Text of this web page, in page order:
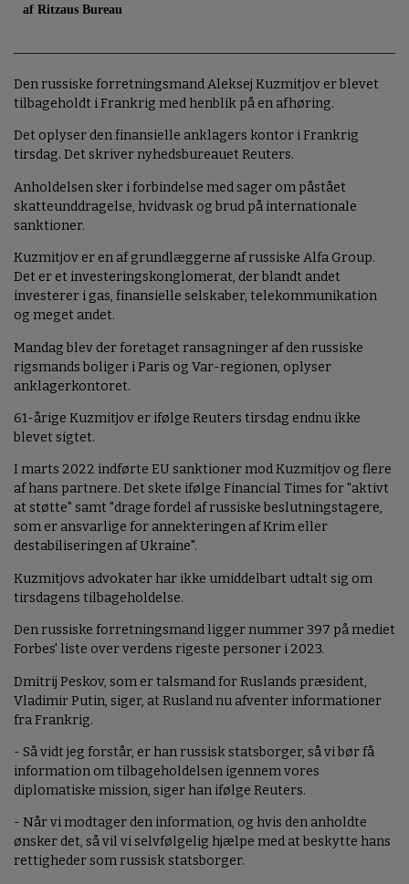
af Ritzaus Bureau
Den russiske forretningsmand Aleksej Kuzmitjov er blevet
tilbageholdt i Frankrig med henblik på en afhøring.
Det oplyser den finansielle anklagers kontor i Frankrig
tirsdag. Det skriver nyhedsbureauet Reuters.
Anholdelsen sker i forbindelse med sager om påstået
skatteunddragelse, hvidvask og brud på internationale
sanktioner.
Kuzmitjov er en af grundlæggerne af russiske Alfa Group.
Det er et investeringskonglomerat, der blandt andet
investerer i gas, finansielle selskaber, telekommunikation
og meget andet.
Mandag blev der foretaget ransagninger af den russiske
rigsmands boliger i Paris og Var-regionen, oplyser
anklagerkontoret.
61-årige Kuzmitjov er ifølge Reuters tirsdag endnu ikke
blevet sigtet.
I marts 2022 indførte EU sanktioner mod Kuzmitjov og flere
af hans partnere. Det skete ifølge Financial Times for "aktivt
at støtte" samt "drage fordel af russiske beslutningstagere,
som er ansvarlige for annekteringen af Krim eller
destabiliseringen af Ukraine".
Kuzmitjovs advokater har ikke umiddelbart udtalt sig om
tirsdagens tilbageholdelse.
Den russiske forretningsmand ligger nummer 397 på mediet
Forbes' liste over verdens rigeste personer i 2023.
Dmitrij Peskov, som er talsmand for Ruslands præsident,
Vladimir Putin, siger, at Rusland nu afventer informationer
fra Frankrig.
- Så vidt jeg forstår, er han russisk statsborger, så vi bør få
information om tilbageholdelsen igennem vores
diplomatiske mission, siger han ifølge Reuters.
- Når vi modtager den information, og hvis den anholdte
ønsker det, så vil vi selvfølgelig hjælpe med at beskytte hans
rettigheder som russisk statsborger.